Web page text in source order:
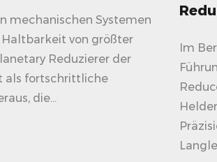
mechanischen Systemen
von größter
Reduzierer der
als fortschrittliche
die...
Im